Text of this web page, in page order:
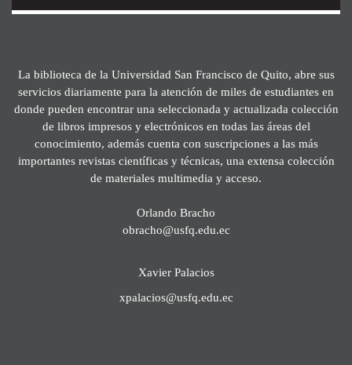
La biblioteca de la Universidad San Francisco de Quito, abre sus
servicios diariamente para la atención de miles de estudiantes en
donde pueden encontrar una seleccionada y actualizada colección
de libros impresos y electrónicos en todas las áreas del
conocimiento, además cuenta con suscripciones a las más
importantes revistas científicas y técnicas, una extensa colección
de materiales multimedia y acceso.
Orlando Bracho
obracho@usfq.edu.ec
Xavier Palacios
xpalacios@usfq.edu.ec